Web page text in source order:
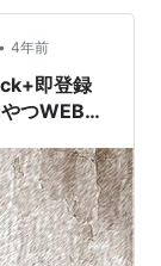
• 4年前
即登録
つWEB記